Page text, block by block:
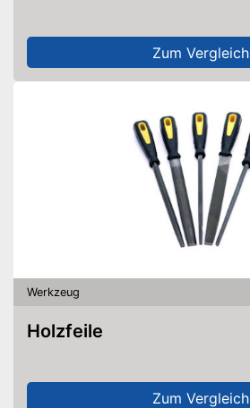
Zum Vergleich
Werkzeug
Holzfeile
Zum Vergleich